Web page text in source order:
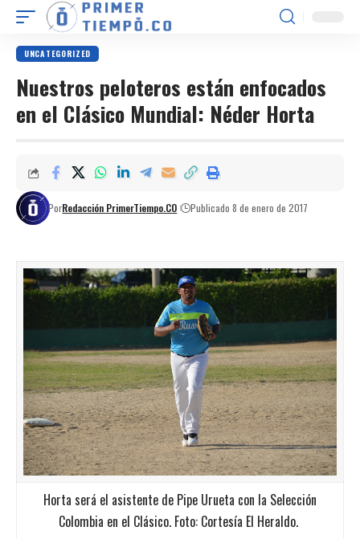
UNCATEGORIZED
Nuestros peloteros están enfocados
en el Clásico Mundial: Néder Horta
PorRedacción PrimerTiempo.CO Publicado 8 de enero de 2017
Horta será el asistente de Pipe Urueta con la Selección
Colombia en el Clásico. Foto: Cortesía El Heraldo.